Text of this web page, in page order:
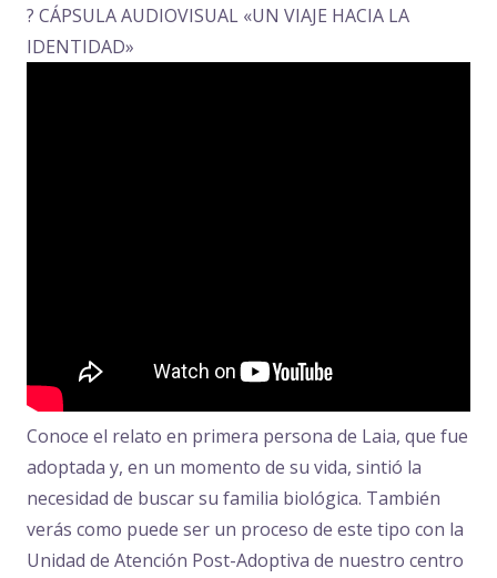
? CÁPSULA AUDIOVISUAL «UN VIAJE HACIA LA
IDENTIDAD»
Conoce el relato en primera persona de Laia, que fue
adoptada y, en un momento de su vida, sintió la
necesidad de buscar su familia biológica. También
verás como puede ser un proceso de este tipo con la
Unidad de Atención Post-Adoptiva de nuestro centro